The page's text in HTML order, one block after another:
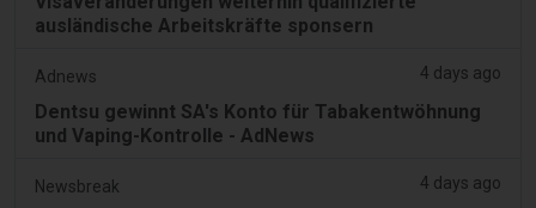
ausländische Arbeitskräfte sponsern
Adnews 4 days ago
Dentsu gewinnt SA's Konto für Tabakentwöhnung
und Vaping-Kontrolle - AdNews
Newsbreak 4 days ago